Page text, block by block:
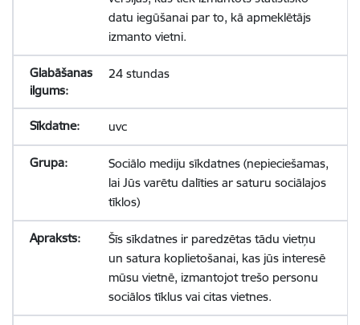
datu iegūšanai par to, kā apmeklētājs
izmanto vietni.
24 stundas
uvc
Sociālo mediju sīkdatnes (nepieciešamas,
lai Jūs varētu dalīties ar saturu sociālajos
tīklos)
Šīs sīkdatnes ir paredzētas tādu vietņu
un satura koplietošanai, kas jūs interesē
mūsu vietnē, izmantojot trešo personu
sociālos tīklus vai citas vietnes.